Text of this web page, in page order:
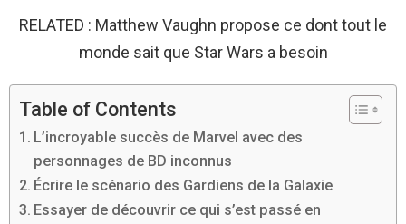
RELATED : Matthew Vaughn propose ce dont tout le
monde sait que Star Wars a besoin
Table of Contents
L’incroyable succès de Marvel avec des
personnages de BD inconnus
Écrire le scénario des Gardiens de la Galaxie
Essayer de découvrir ce qui s’est passé en